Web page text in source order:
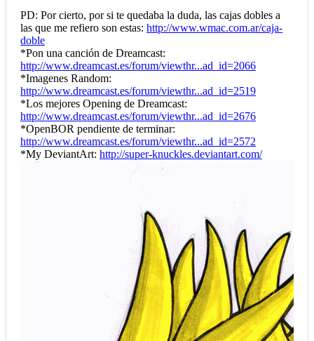
PD: Por cierto, por si te quedaba la duda, las cajas dobles a
las que me refiero son estas: http://www.wmac.com.ar/caja-
doble
*Pon una canción de Dreamcast:
http://www.dreamcast.es/forum/viewthr...ad_id=2066
*Imagenes Random:
http://www.dreamcast.es/forum/viewthr...ad_id=2519
*Los mejores Opening de Dreamcast:
http://www.dreamcast.es/forum/viewthr...ad_id=2676
*OpenBOR pendiente de terminar:
http://www.dreamcast.es/forum/viewthr...ad_id=2572
*My DeviantArt: http://super-knuckles.deviantart.com/